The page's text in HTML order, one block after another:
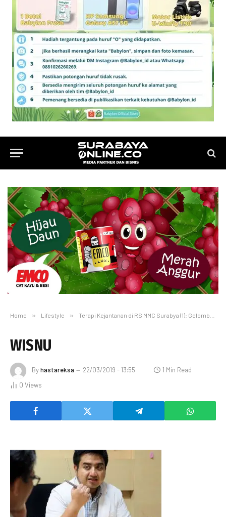
Home » Lifestyle » Terapi Kejantanan di RS MMC Surabya (1): Gelombang Kejut (LSWT) untuk Pulihkan Kejantanan
WISNU
Byhastareksa 22/03/2019 - 13:55
1 Min Read
0 Views